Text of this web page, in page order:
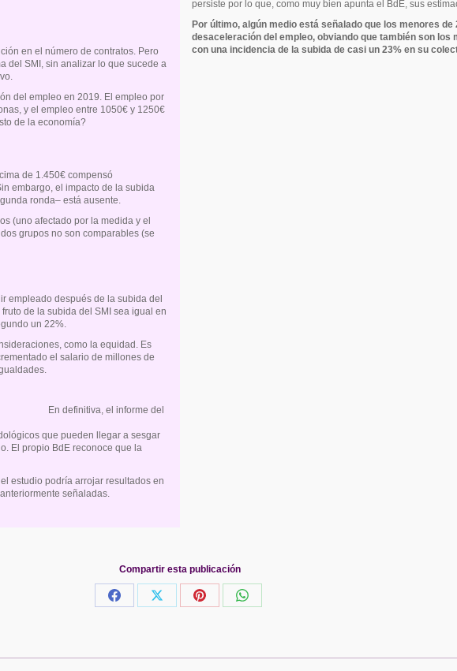
en el número de contratos. Pero
del SMI, sin analizar lo que sucede a
del empleo en 2019. El empleo por
y el empleo entre 1050€ y 1250€
de la economía?
de 1.450€ compensó
embargo, el impacto de la subida
ronda– está ausente.
(uno afectado por la medida y el
grupos no son comparables (se
empleado después de la subida del
de la subida del SMI sea igual en
un 22%.
como la equidad. Es
el salario de millones de
En definitiva, el informe del
que pueden llegar a sesgar
El propio BdE reconoce que la
estudio podría arrojar resultados en
señaladas.
persiste por lo que, como muy bien apunta el BdE, sus
Por último, algún medio está señalado que los menores
desaceleración del empleo, obviando que también son
con una incidencia de la subida de casi un 23% en su
Compartir esta publicación
Share
Share
Share
Share